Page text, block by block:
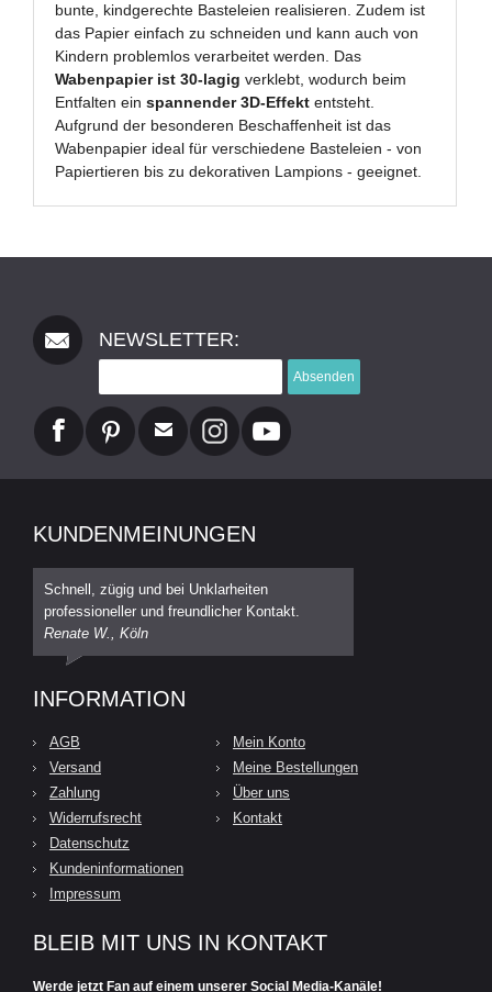
bunte, kindgerechte Basteleien realisieren. Zudem ist
das Papier einfach zu schneiden und kann auch von
Kindern problemlos verarbeitet werden. Das
Wabenpapier ist 30-lagig verklebt, wodurch beim
Entfalten einspannender 3D-Effekt entsteht.
Aufgrund der besonderen Beschaffenheit ist das
Wabenpapier ideal für verschiedene Basteleien - von
Papiertieren bis zu dekorativen Lampions - geeignet.
NEWSLETTER:
Absenden
KUNDENMEINUNGEN
Schnell, zügig und bei Unklarheiten
professioneller und freundlicher Kontakt.
Renate W., Köln
INFORMATION
AGB
Versand
Zahlung
Widerrufsrecht
Datenschutz
Kundeninformationen
Impressum
Mein Konto
Meine Bestellungen
Über uns
Kontakt
BLEIB MIT UNS IN KONTAKT
Werde jetzt Fan auf einem unserer Social Media-Kanäle!